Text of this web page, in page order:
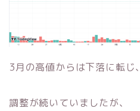
3月の高値からは下落に転じ、
調整が続いていましたが、